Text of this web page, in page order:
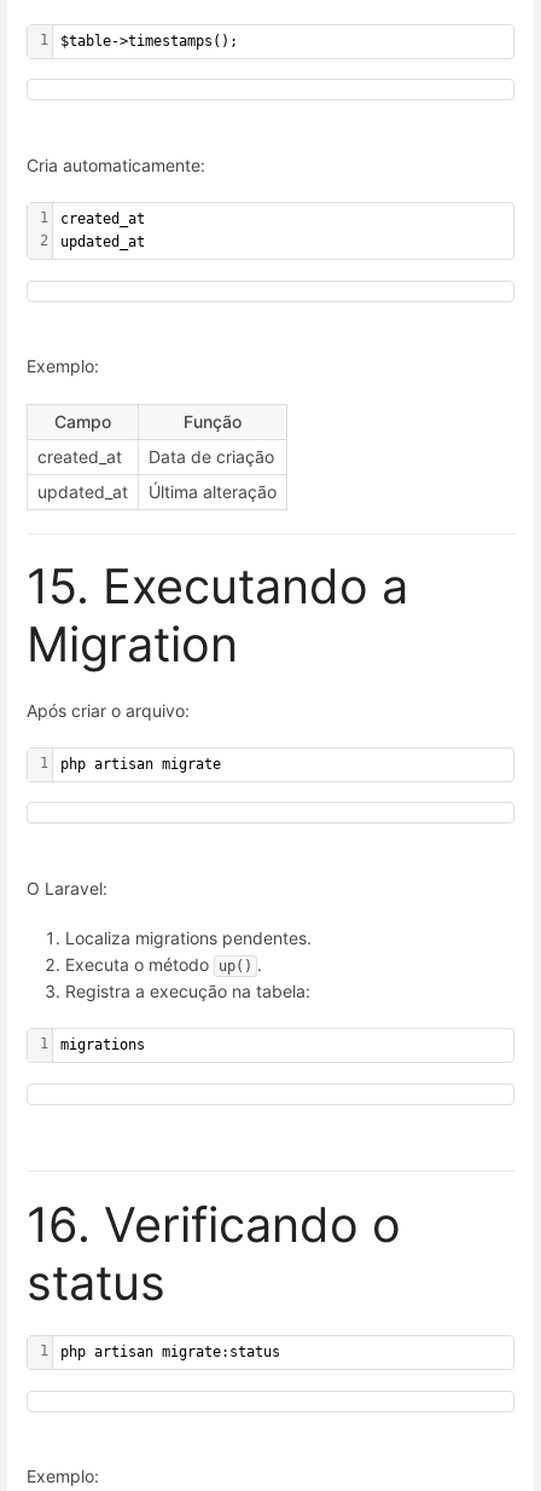
1 $table->timestamps();
Cria automaticamente:
1
2
created_at
updated_at
Exemplo:
Campo
Função
created_at
Data de criação
updated_at
Última alteração
15. Executando a
Migration
Após criar o arquivo:
1 php artisan migrate
O Laravel:
Localiza migrations pendentes.
Executa o método
up() .
Registra a execução na tabela:
1 migrations
16. Verificando o
status
1 php artisan migrate:status
Exemplo: